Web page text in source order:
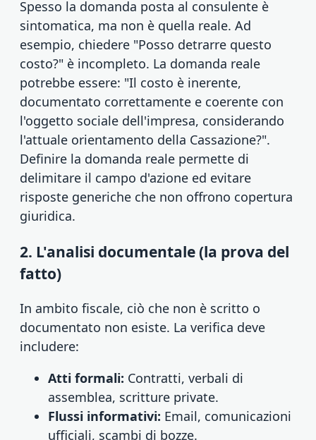
Spesso la domanda posta al consulente è
sintomatica, ma non è quella reale. Ad
esempio, chiedere "Posso detrarre questo
costo?" è incompleto. La domanda reale
potrebbe essere: "Il costo è inerente,
documentato correttamente e coerente con
l'oggetto sociale dell'impresa, considerando
l'attuale orientamento della Cassazione?".
Definire la domanda reale permette di
delimitare il campo d'azione ed evitare
risposte generiche che non offrono copertura
giuridica.
2. L'analisi documentale (la prova del
fatto)
In ambito fiscale, ciò che non è scritto o
documentato non esiste. La verifica deve
includere:
Atti formali: Contratti, verbali di
assemblea, scritture private.
Flussi informativi: Email, comunicazioni
ufficiali, scambi di bozze.